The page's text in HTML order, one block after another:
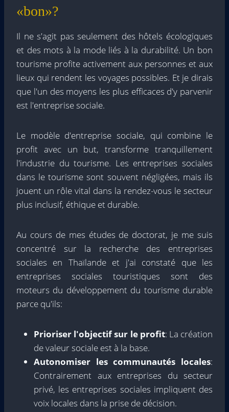
«bon»?
Il ne s'agit pas seulement des hôtels écologiques
et des mots à la mode liés à la durabilité. Un bon
tourisme profite activement aux personnes et aux
lieux qui rendent les voyages possibles. Et je dirais
que l'un des moyens les plus efficaces d'y parvenir
est l'entreprise sociale.
Le modèle d'entreprise sociale, qui combine le
profit avec un but, transforme tranquillement
l'industrie du tourisme. Les entreprises sociales
dans le tourisme sont souvent négligées, mais ils
jouent un rôle vital dans la rendez-vous le secteur
plus inclusif, éthique et durable.
Au cours de mes études de doctorat, je me suis
concentré sur la recherche des entreprises
sociales en Thaïlande et j'ai constaté que les
entreprises sociales touristiques sont des
moteurs du développement du tourisme durable
parce qu'ils:
Prioriser l'objectif sur le profit: La création
de valeur sociale est à la base.
Autonomiser les communautés locales:
Contrairement aux entreprises du secteur
privé, les entreprises sociales impliquent des
voix locales dans la prise de décision.